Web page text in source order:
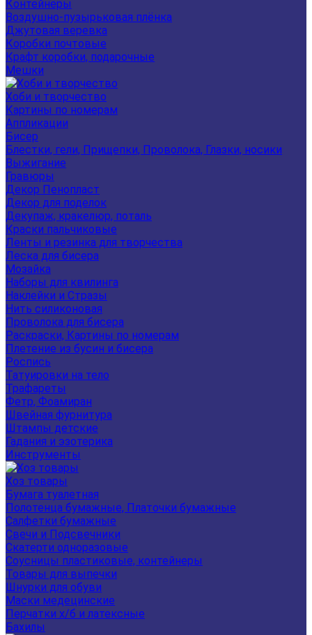
Контейнеры
Воздушно-пузырьковая плёнка
Джутовая веревка
Коробки почтовые
Крафт коробки, подарочные
Мешки
Хоби и творчество
Картины по номерам
Аппликации
Бисер
Блестки, гели, Прищепки, Проволока, Глазки, носики
Выжигание
Гравюры
Декор Пенопласт
Декор для поделок
Декупаж, кракелюр, поталь
Краски пальчиковые
Ленты и резинка для творчества
Леска для бисера
Мозайка
Наборы для квилинга
Наклейки и Стразы
Нить силиконовая
Проволока для бисера
Раскраски, Картины по номерам
Плетение из бусин и бисера
Роспись
Татуировки на тело
Трафареты
Фетр, Фоамиран
Швейная фурнитура
Штампы детские
Гадания и эзотерика
Инструменты
Хоз товары
Бумага туалетная
Полотенца бумажные, Платочки бумажные
Салфетки бумажные
Свечи и Подсвечники
Скатерти одноразовые
Соусницы пластиковые, контейнеры
Товары для выпечки
Шнурки для обуви
Маски медецинские
Перчатки х/б и латексные
Бахилы